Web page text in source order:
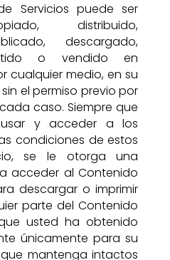
Servicios puede ser
distribuido,
descargado,
o vendido en
cualquier medio, en su
el permiso previo por
caso. Siempre que
y acceder a los
condiciones de estos
se le otorga una
acceder al Contenido
descargar o imprimir
parte del Contenido
usted ha obtenido
únicamente para su
mantenga intactos